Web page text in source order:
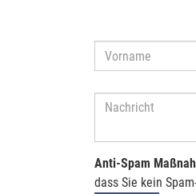
Anti-Spam
dass Sie kein